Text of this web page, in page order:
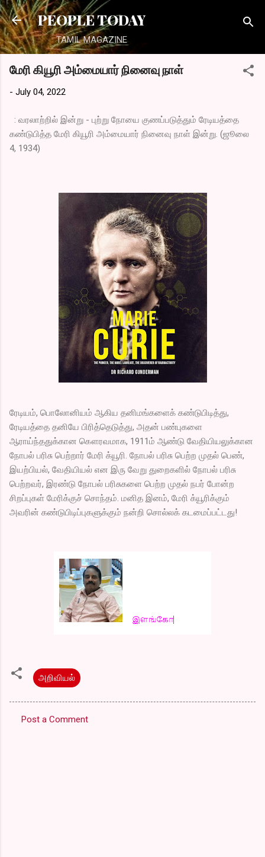
Skip to main content
PEOPLE TODAY
TAMIL MAGAZINE
மேரி கியூரி அம்மையார் நினைவு நாள்
- July 04, 2022
: வரலாற்றில் இன்று - புற்று நோயை குணப்படுத்தும் ரேடியத்தை
கண்டுபித்த மேரி கியூரி அம்மையார் நினைவு நாள் இன்று. (ஜூலை
4, 1934)
ரேடியம், பொலோனியம் ஆகிய தனிமங்களைக் கண்டுபிடித்து,
ரேடியத்தை தனியே பிரித்தெடுத்து, அதன் பண்புகளை
ஆராய்ந்ததுக்கான கௌரவமாக, 1911ம் ஆண்டு வேதியியலுக்கான
நோபல் பரிசு பெற்றார் மேரி க்யூரி. நோபல் பரிசு பெற்ற முதல் பெண்,
இயற்பியல், வேதியியல் என இரு வேறு துறைகளில் நோபல் பரிசு
பெற்றவர், இரண்டு நோபல் பரிசுகளை பெற்ற முதல் நபர் போன்ற
சிறப்புகள் மேரிக்குச் சொந்தம். மனித இனம், மேரி க்யூரிக்கும்
அவரின் கண்டுபிடிப்புகளுக்கும் நன்றி சொல்லக் கடமைப்பட்டது!
அறிவியல்
Post a Comment